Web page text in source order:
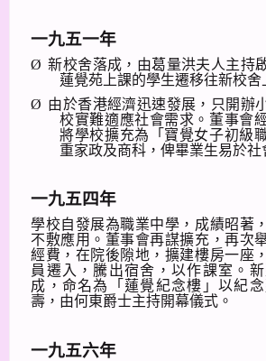
一九五一年
Ø 新校舍落成，由葛量洪夫人主持
蓮覺苑上課的學生遷移往新校舍
Ø 由於香港經濟迅速發展，只開辦
校實難適應社會需求。董事會
將學校擴充為「寶覺女子初級
重家政及商科，俾畢業生易於社
一九五四年
學校自發展為職業中學，成績昭著
不敷應用。董事會再謀擴充，再次
經費，在院後隙地，擴建樓房一座
員遷入，騰出宿舍，以作課室。
成，命名為「蓮覺紀念樓」以紀
壽，由何東爵士主持開幕儀式。
一九五六年